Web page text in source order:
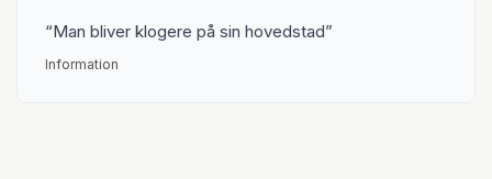
Man bliver klogere på sin hovedstad
Information